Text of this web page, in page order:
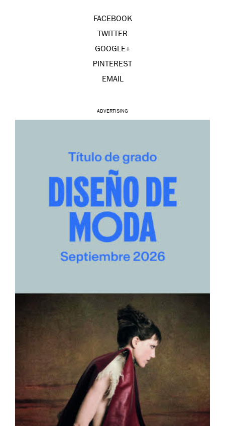
FACEBOOK
TWITTER
GOOGLE+
PINTEREST
EMAIL
ADVERTISING